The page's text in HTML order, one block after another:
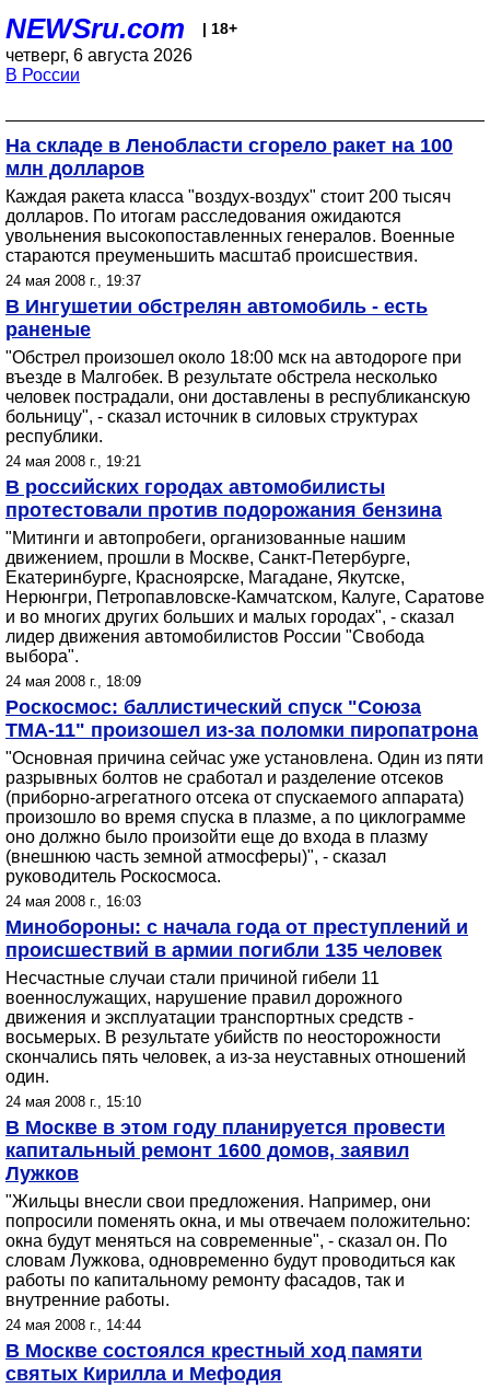
NEWSru.com | 18+
четверг, 6 августа 2026
В России
На складе в Ленобласти сгорело ракет на 100
млн долларов
Каждая ракета класса "воздух-воздух" стоит 200 тысяч
долларов. По итогам расследования ожидаются
увольнения высокопоставленных генералов. Военные
стараются преуменьшить масштаб происшествия.
24 мая 2008 г., 19:37
В Ингушетии обстрелян автомобиль - есть
раненые
"Обстрел произошел около 18:00 мск на автодороге при
въезде в Малгобек. В результате обстрела несколько
человек пострадали, они доставлены в республиканскую
больницу", - сказал источник в силовых структурах
республики.
24 мая 2008 г., 19:21
В российских городах автомобилисты
протестовали против подорожания бензина
"Митинги и автопробеги, организованные нашим
движением, прошли в Москве, Санкт-Петербурге,
Екатеринбурге, Красноярске, Магадане, Якутске,
Нерюнгри, Петропавловске-Камчатском, Калуге, Саратове
и во многих других больших и малых городах", - сказал
лидер движения автомобилистов России "Свобода
выбора".
24 мая 2008 г., 18:09
Роскосмос: баллистический спуск "Союза
ТМА-11" произошел из-за поломки пиропатрона
"Основная причина сейчас уже установлена. Один из пяти
разрывных болтов не сработал и разделение отсеков
(приборно-агрегатного отсека от спускаемого аппарата)
произошло во время спуска в плазме, а по циклограмме
оно должно было произойти еще до входа в плазму
(внешнюю часть земной атмосферы)", - сказал
руководитель Роскосмоса.
24 мая 2008 г., 16:03
Минобороны: с начала года от преступлений и
происшествий в армии погибли 135 человек
Несчастные случаи стали причиной гибели 11
военнослужащих, нарушение правил дорожного
движения и эксплуатации транспортных средств -
восьмерых. В результате убийств по неосторожности
скончались пять человек, а из-за неуставных отношений
один.
24 мая 2008 г., 15:10
В Москве в этом году планируется провести
капитальный ремонт 1600 домов, заявил
Лужков
"Жильцы внесли свои предложения. Например, они
попросили поменять окна, и мы отвечаем положительно:
окна будут меняться на современные", - сказал он. По
словам Лужкова, одновременно будут проводиться как
работы по капитальному ремонту фасадов, так и
внутренние работы.
24 мая 2008 г., 14:44
В Москве состоялся крестный ход памяти
святых Кирилла и Мефодия